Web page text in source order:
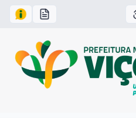
Acesso à Informação
Carta de Serviços